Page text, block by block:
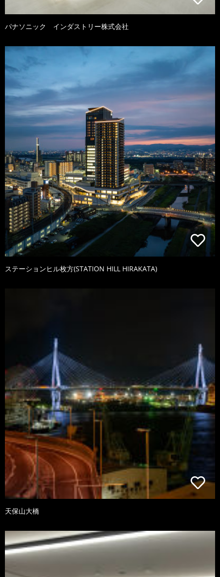
パナソニック インダストリー株式会社
ステーションヒル枚方(STATION HILL HIRAKATA)
天保山大橋